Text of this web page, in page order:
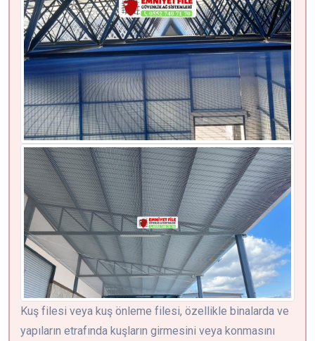
Kuş filesi veya kuş önleme filesi, özellikle binalarda ve
yapıların etrafında kuşların girmesini veya konmasını